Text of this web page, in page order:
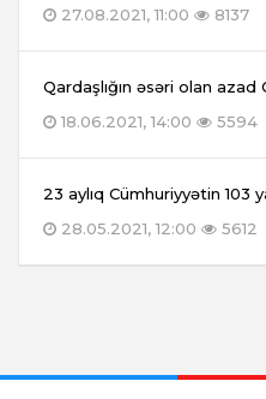
27.08.2021, 11:00
8137
Qardaşlığın əsəri olan
18.06.2021, 14:00
5594
23 aylıq Cümhuriyyətin 103
28.05.2021, 12:00
5612